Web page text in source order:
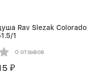
Rav Slezak Colorado
1
0 отзывов
₽